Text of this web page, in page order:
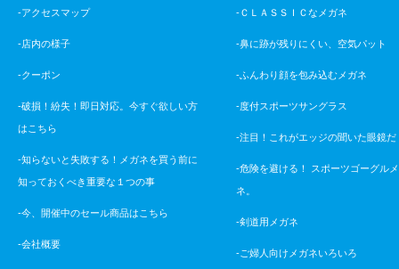
-アクセスマップ
-店内の様子
-クーポン
-破損！紛失！即日対応。今すぐ欲しい方
はこちら
-知らないと失敗する！メガネを買う前に
知っておくべき重要な１つの事
-今、開催中のセール商品はこちら
-会社概要
-ＣＬＡＳＳＩＣなメガネ
-鼻に跡が残りにくい、空気パット
-ふんわり顔を包み込むメガネ
-度付スポーツサングラス
-注目！これがエッジの聞いた眼鏡だ
-危険を避ける！ スポーツゴーグル
ネ。
-剣道用メガネ
-ご婦人向けメガネいろいろ